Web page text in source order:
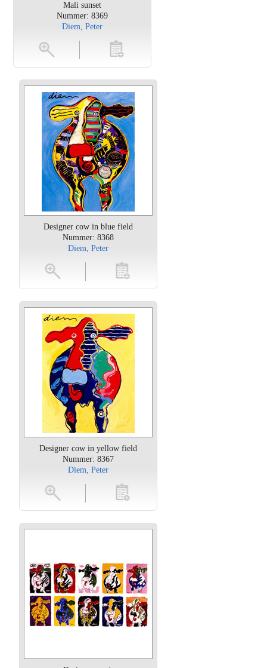
Mali sunset
Nummer: 8369
Diem, Peter
toevoegen
Designer cow in blue field
Nummer: 8368
Diem, Peter
toevoegen
Designer cow in yellow field
Nummer: 8367
Diem, Peter
toevoegen